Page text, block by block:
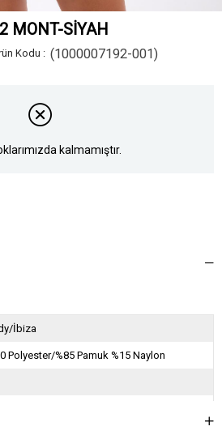
MONT-SİYAH
(1000007192-001)
kalmamıştır.
İbiza
Polyester/%85 Pamuk %15 Naylon